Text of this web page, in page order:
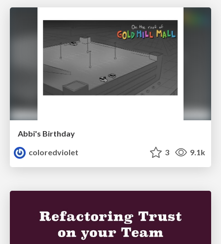
Abbi's Birthday
coloredviolet
3 9.1k